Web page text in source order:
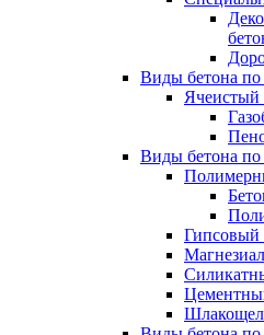
Виды бетона по
Ячеистый
Виды бетона
Гипсовый